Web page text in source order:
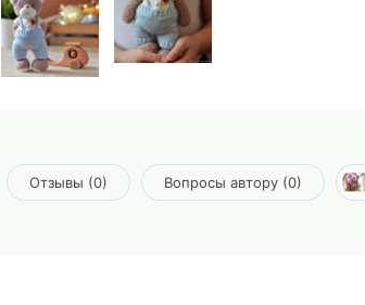
Отзывы (0) Вопросы автору (0)